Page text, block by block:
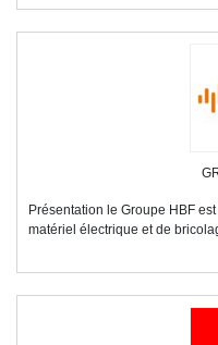
Présentation le Groupe HBF
matériel électrique et de